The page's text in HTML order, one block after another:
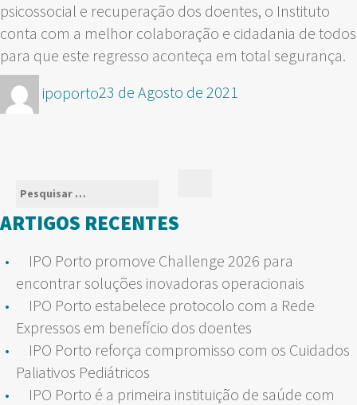
psicossocial e recuperação dos doentes, o Instituto
conta com a melhor colaboração e cidadania de todos
para que este regresso aconteça em total segurança.
Autor
ipoportoPublicado
23 de Agosto de 2021
Pesquisar
por:
ARTIGOS RECENTES
IPO Porto promove Challenge 2026 para
encontrar soluções inovadoras operacionais
IPO Porto estabelece protocolo com a Rede
Expressos em benefício dos doentes
IPO Porto reforça compromisso com os Cuidados
Paliativos Pediátricos
IPO Porto é a primeira instituição de saúde com